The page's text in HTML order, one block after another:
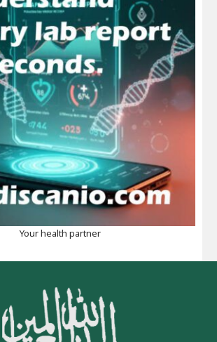
Your health partner